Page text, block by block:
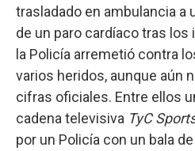
trasladado en ambulancia a
de un paro cardíaco tras
la Policía arremetió contra
varios heridos, aunque aún
cifras oficiales. Entre ellos
cadena televisiva TyC
por un Policía con un bala